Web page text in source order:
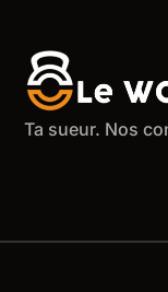
Ta sueur. Nos